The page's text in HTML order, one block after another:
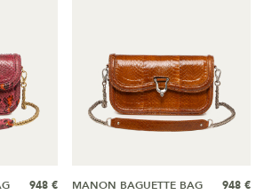
948 €
MANON BAGUETTE BAG
948 €